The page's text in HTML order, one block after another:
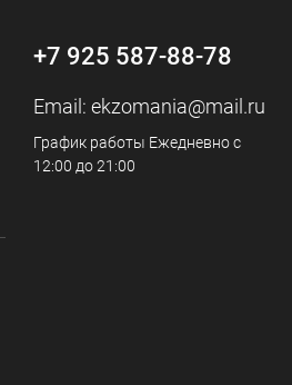
+7 925 587-88-78
Email: ekzomania@mail.ru
График работы Ежедневно с
12:00 до 21:00